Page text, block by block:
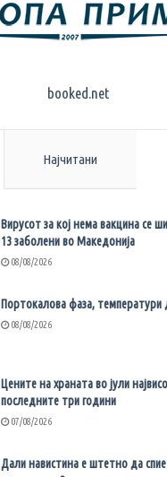
Најчитани
Вирусот за кој нема вакцина се
13 заболени во Македонија
08/08/2026
Портокалова фаза, температури
08/08/2026
Цените на храната во јули
последните три години
07/08/2026
Дали навистина е штетно да